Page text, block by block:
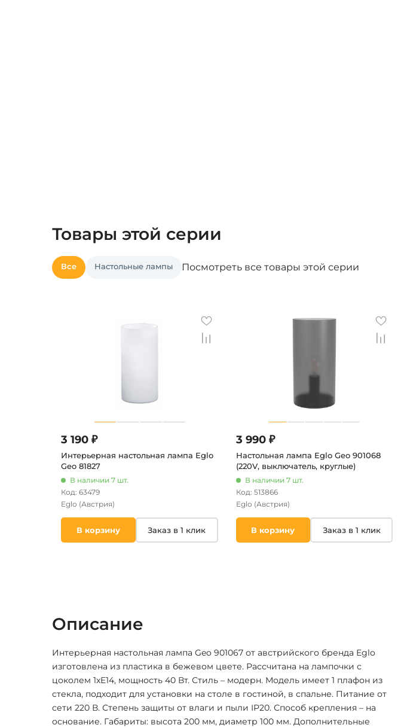
Товары этой серии
Все Настольные лампы Посмотреть все товары этой серии
3 190 ₽
Интерьерная настольная лампа Eglo
Geo 81827
В наличии 7 шт.
Код: 63479
Eglo (Австрия)
В корзину Заказ в 1 клик
3 990 ₽
Настольная лампа Eglo Geo 901068
(220V, выключатель, круглые)
В наличии 7 шт.
Код: 513866
Eglo (Австрия)
В корзину Заказ в 1 клик
Описание
Интерьерная настольная лампа Geo 901067 от австрийского бренда Eglo
изготовлена из пластика в бежевом цвете. Рассчитана на лампочки с
цоколем 1xE14, мощность 40 Вт. Стиль – модерн. Модель имеет 1 плафон из
стекла, подходит для установки на столе в гостиной, в спальне. Питание от
сети 220 В. Степень защиты от влаги и пыли IP20. Способ крепления – на
основание. Габариты: высота 200 мм, диаметр 100 мм. Дополнительные